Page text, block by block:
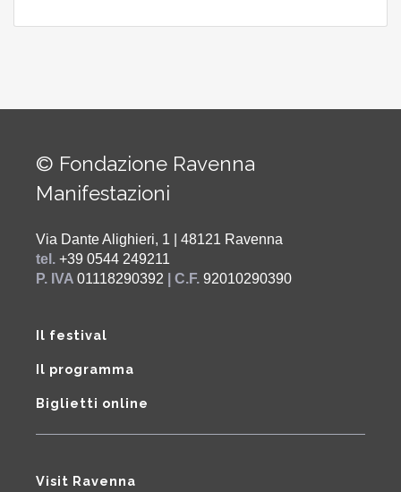
© Fondazione Ravenna
Manifestazioni
Via Dante Alighieri, 1 | 48121 Ravenna
tel. +39 0544 249211
P. IVA 01118290392 | C.F. 92010290390
Il festival
Il programma
Biglietti online
Visit Ravenna